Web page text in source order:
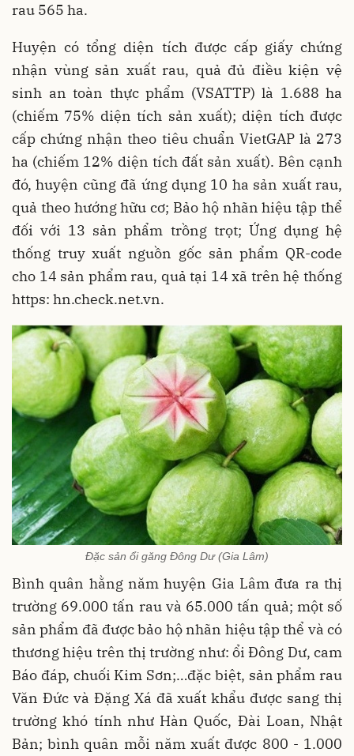
rau 565 ha.
Huyện có tổng diện tích được cấp giấy chứng
nhận vùng sản xuất rau, quả đủ điều kiện vệ
sinh an toàn thực phẩm (VSATTP) là 1.688 ha
(chiếm 75% diện tích sản xuất); diện tích được
cấp chứng nhận theo tiêu chuẩn VietGAP là 273
ha (chiếm 12% diện tích đất sản xuất). Bên cạnh
đó, huyện cũng đã ứng dụng 10 ha sản xuất rau,
quả theo hướng hữu cơ; Bảo hộ nhãn hiệu tập thể
đối với 13 sản phẩm trồng trọt; Ứng dụng hệ
thống truy xuất nguồn gốc sản phẩm QR-code
cho 14 sản phẩm rau, quả tại 14 xã trên hệ thống
https: hn.check.net.vn.
Đặc sản ổi găng Đông Dư (Gia Lâm)
Bình quân hằng năm huyện Gia Lâm đưa ra thị
trường 69.000 tấn rau và 65.000 tấn quả; một số
sản phẩm đã được bảo hộ nhãn hiệu tập thể và có
thương hiệu trên thị trường như: ổi Đông Dư, cam
Báo đáp, chuối Kim Sơn;…đặc biệt, sản phẩm rau
Văn Đức và Đặng Xá đã xuất khẩu được sang thị
trường khó tính như Hàn Quốc, Đài Loan, Nhật
Bản; bình quân mỗi năm xuất được 800 - 1.000